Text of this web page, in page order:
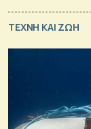
TΕΧΝΗ ΚΑΙ ΖΩΗ